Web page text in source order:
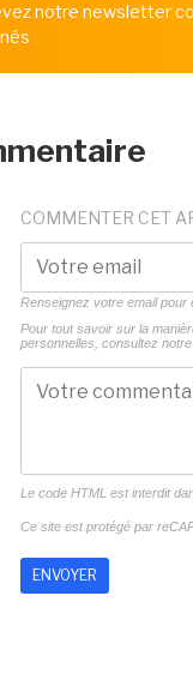
notre newsletter
COMMENTER CET
Renseignez votre email pour
Pour tout savoir sur la
personnelles, consultez notre
Le code HTML est interdit
Ce site est protégé par